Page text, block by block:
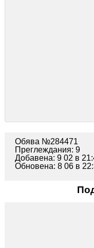
Обява №284471
Преглеждания: 9
Добавена: 9 02 в
Обновена: 8 06 в